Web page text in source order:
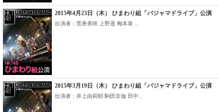
2015年4月23日（木） ひまわり組「パジャマドライブ」公演
出演者：荒巻美咲 上野遥 梅本泉 ...
2015年3月19日（木） ひまわり組「パジャマドライブ」公演
出演者：井上由莉耶 駒田京伽 田中...